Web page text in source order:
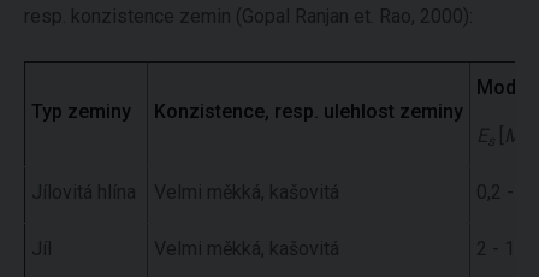
resp. konzistence zemin (Gopal Ranjan et. Rao, 2000):
Typ zeminy Konzistence, resp. ulehlost zeminy
Modul
E s
Jílovitá hlína Velmi měkká, kašovitá 0,2 - 2
Jíl Velmi měkká, kašovitá 2 - 15